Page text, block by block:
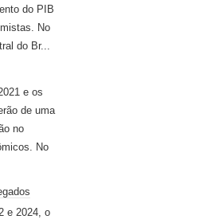
do PIB
No
do Br...
e os
de uma
no
No
e 2024, o